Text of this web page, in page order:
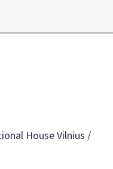
House Vilnius /